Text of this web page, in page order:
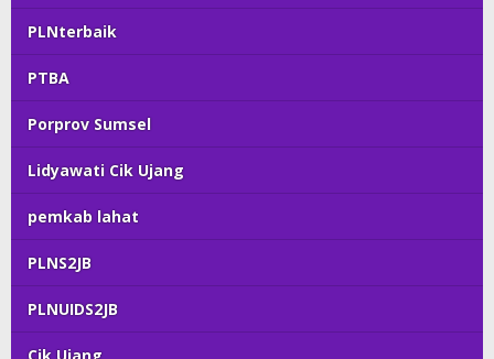
PLNterbaik
PTBA
Porprov Sumsel
Lidyawati Cik Ujang
pemkab lahat
PLNS2JB
PLNUIDS2JB